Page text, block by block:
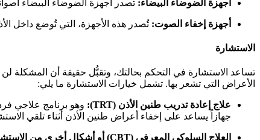
أجهزة الضوضاء البيضاء: تصدر أجهزة الضوضاء البيضاء
أجهزة إخفاء الصوت: تُصدر هذه الأجهزة، التي تُوضع داخل
الاستشارة
تساعد الاستشارة في التحكم بحالتك، وتقبُّل حقيقة أن المشكلة
الأعراض التي تشعر بها. تشمل خيارات الاستشارة ما يلي:
علاج إعادة تدريب طنين الأذن (TRT):
وهو برنامج علاجي
جهازاً يساعد على إخفاء أعراض طنين الأذن أثناء تلقي
العلاج السلوكي المعرفي (CBT) أو أشكال أخرى من الاستشارة: